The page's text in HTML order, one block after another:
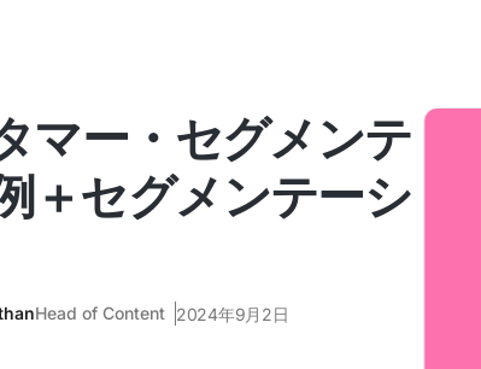
マー・セグメンテ
＋セグメンテーシ
Head of Content 2024年9月2日